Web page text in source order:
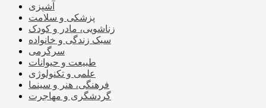
آشپزی
پزشکی و سلامت
زناشویی، مادر و کودک
سبک زندگی و خانواده
سرگرمی
طبیعت و حیوانات
علمی و تکنولوژی
فرهنگی، هنر و سینما
گردشگری و مهاجرت